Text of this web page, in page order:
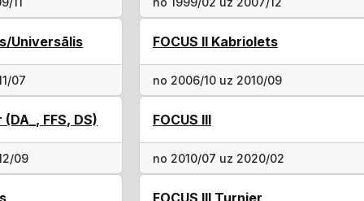
Universālis
07
FOCUS II Kabriolets
no 2006/10 uz 2010/09
FFS, DS)
09
FOCUS III
no 2010/07 uz 2020/02
FOCUS III Turnier